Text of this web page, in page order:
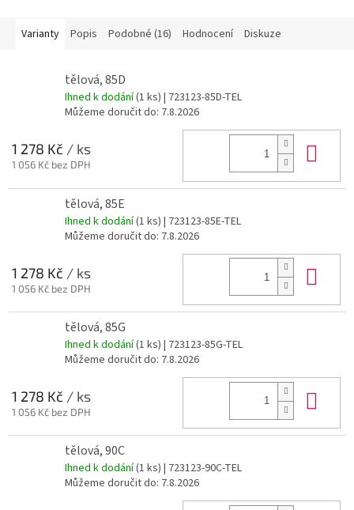
Varianty Popis Podobné (16) Hodnocení Diskuze
tělová, 85D
Ihned k dodání(1 ks) | 723123-85D-TEL
Můžeme doručit do: 7.8.2026
1 278 Kč / ks
1 056 Kč bez DPH
tělová, 85E
Ihned k dodání(1 ks) | 723123-85E-TEL
Můžeme doručit do: 7.8.2026
1 278 Kč / ks
1 056 Kč bez DPH
tělová, 85G
Ihned k dodání(1 ks) | 723123-85G-TEL
Můžeme doručit do: 7.8.2026
1 278 Kč / ks
1 056 Kč bez DPH
tělová, 90C
Ihned k dodání(1 ks) | 723123-90C-TEL
Můžeme doručit do: 7.8.2026